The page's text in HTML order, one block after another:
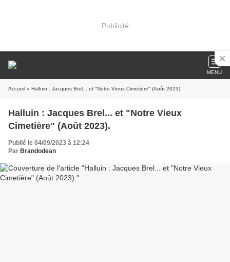
Publicité
MENU
Accueil » Halluin : Jacques Brel... et "Notre Vieux Cimetière" (Août 2023).
Halluin : Jacques Brel... et "Notre Vieux
Cimetière" (Août 2023).
Publié le 04/09/2023 à 12:24
Par Brandodean